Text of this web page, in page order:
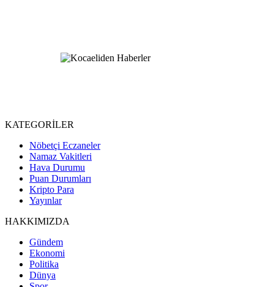
KATEGORİLER
Nöbetçi Eczaneler
Namaz Vakitleri
Hava Durumu
Puan Durumları
Kripto Para
Yayınlar
HAKKIMIZDA
Gündem
Ekonomi
Politika
Dünya